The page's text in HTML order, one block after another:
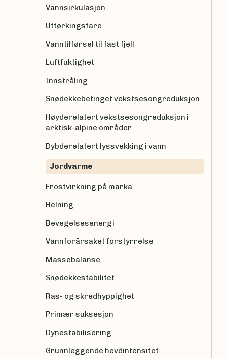
Vannsirkulasjon
Uttørkingsfare
Vanntilførsel til fast fjell
Luftfuktighet
Innstråling
Snødekkebetinget vekstsesongreduksjon
Høyderelatert vekstsesongreduksjon i
arktisk-alpine områder
Dybderelatert lyssvekking i vann
Jordvarme
Frostvirkning på marka
Helning
Bevegelsesenergi
Vannforårsaket forstyrrelse
Massebalanse
Snødekkestabilitet
Ras- og skredhyppighet
Primær suksesjon
Dynestabilisering
Grunnleggende hevdintensitet